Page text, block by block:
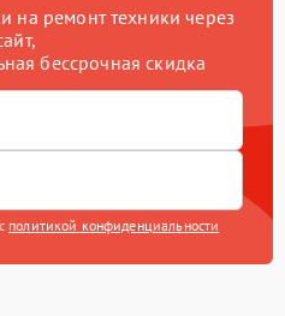
на ремонт техники через
бессрочная скидка
политикой конфиденциальности